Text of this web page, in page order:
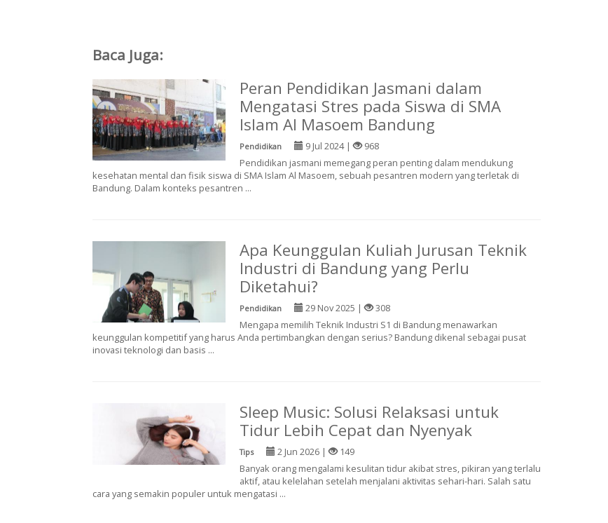
Baca Juga:
Peran Pendidikan Jasmani dalam
Mengatasi Stres pada Siswa di SMA
Islam Al Masoem Bandung
Pendidikan 9 Jul 2024 |
968
Pendidikan jasmani memegang peran penting dalam mendukung
kesehatan mental dan fisik siswa di SMA Islam Al Masoem, sebuah pesantren modern yang terletak di
Bandung. Dalam konteks pesantren ...
Apa Keunggulan Kuliah Jurusan Teknik
Industri di Bandung yang Perlu
Diketahui?
Pendidikan 29 Nov 2025 |
308
Mengapa memilih Teknik Industri S1 di Bandung menawarkan
keunggulan kompetitif yang harus Anda pertimbangkan dengan serius? Bandung dikenal sebagai pusat
inovasi teknologi dan basis ...
Sleep Music: Solusi Relaksasi untuk
Tidur Lebih Cepat dan Nyenyak
Tips 2 Jun 2026 |
149
Banyak orang mengalami kesulitan tidur akibat stres, pikiran yang terlalu
aktif, atau kelelahan setelah menjalani aktivitas sehari-hari. Salah satu
cara yang semakin populer untuk mengatasi ...